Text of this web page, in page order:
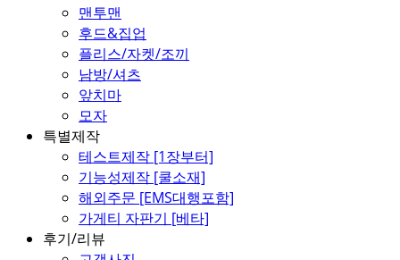
맨투맨
후드&집업
플리스/자켓/조끼
남방/셔츠
앞치마
모자
특별제작
테스트제작 [1장부터]
기능성제작 [쿨소재]
해외주문 [EMS대행포함]
가게티 자판기 [베타]
후기/리뷰